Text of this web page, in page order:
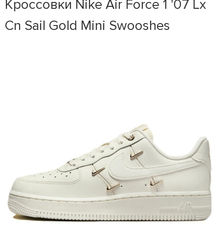
Кроссовки Nike Air Force 1 '07 Lx
Cn Sail Gold Mini Swooshes